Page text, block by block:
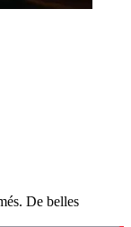
De belles